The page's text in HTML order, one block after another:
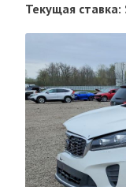
Текущая ставка: